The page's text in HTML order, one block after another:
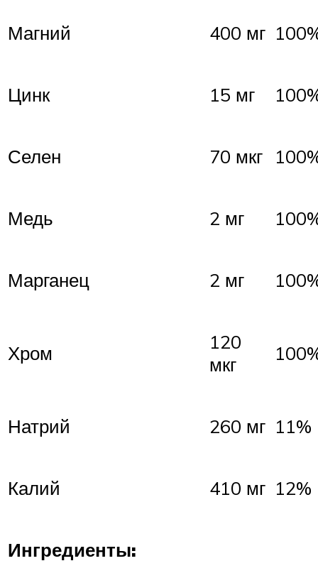
Магний 400 мг
Цинк 15 мг
Селен 70 мкг
Медь 2 мг
Марганец 2 мг
Хром
120
мкг
Натрий 260 мг 11%
Калий 410 мг 12%
Ингредиенты: